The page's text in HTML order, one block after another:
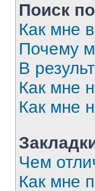
Поиск
Как мне
Почему
В
Как мне
Как мне
Чем
Как мне